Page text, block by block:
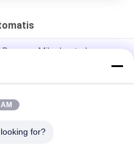
Mikrokontroler
NC Model 1600
Program Control Mesin
for?